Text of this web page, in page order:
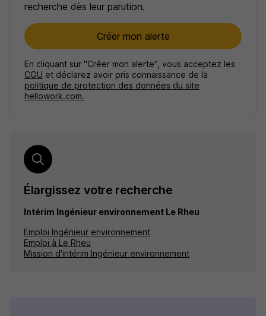
recherche dès leur parution.
Créer mon alerte
En cliquant sur "Créer mon alerte", vous acceptez les
CGU et déclarez avoir pris connaissance de la
politique de protection des données du site
hellowork.com.
Élargissez votre recherche
Intérim Ingénieur environnement Le Rheu
Emploi Ingénieur environnement
Emploi à Le Rheu
Mission d'intérim Ingénieur environnement